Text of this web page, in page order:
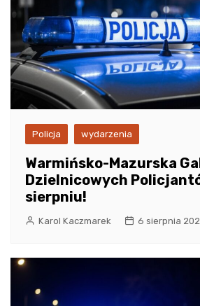
Policja wydarzenia
Warmińsko-Mazurska
Dzielnicowych
sierpniu!
Karol Kaczmarek 6 sierpnia